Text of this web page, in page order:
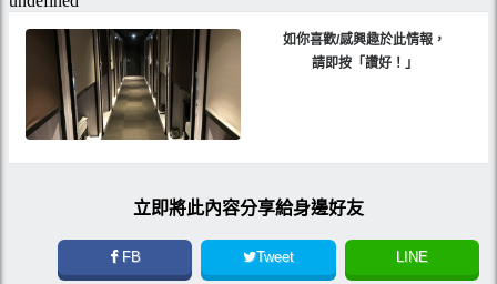
如你喜歡/感興趣於此情報，
請即按「讚好！」
立即將此內容分享給身邊好友
FB Tweet LINE